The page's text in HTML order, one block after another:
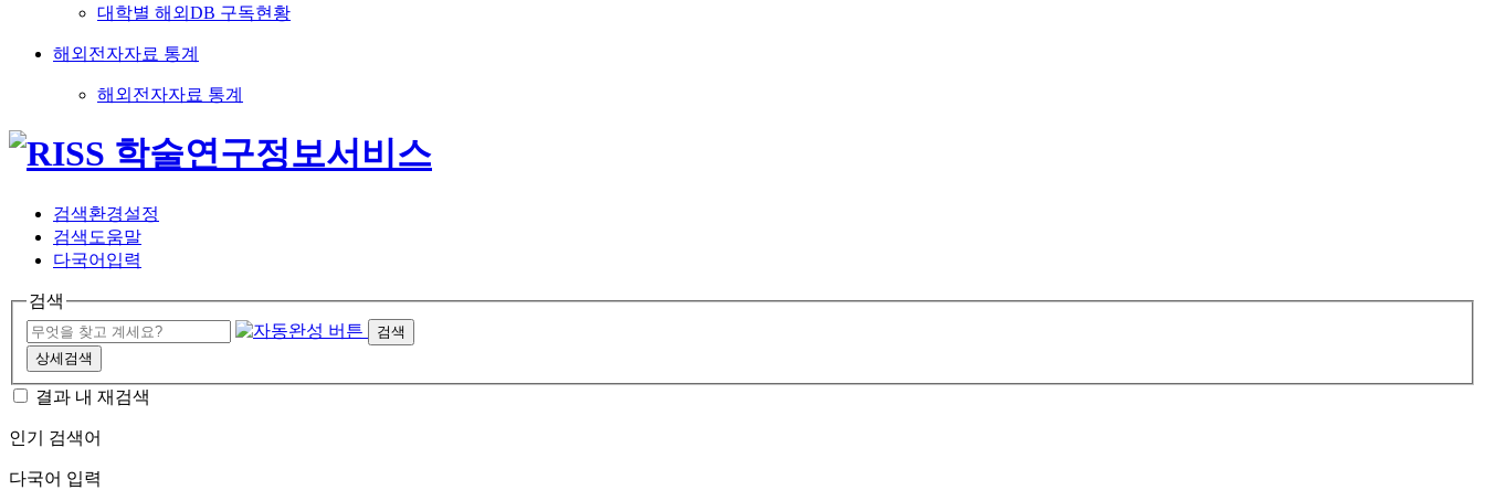
대학별 해외DB 구독현황
해외전자자료 통계
해외전자자료 통계
검색환경설정
검색도움말
다국어입력
검색
검색
상세검색
결과 내 재검색
인기 검색어
다국어 입력